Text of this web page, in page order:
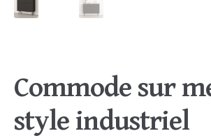
Commode sur
style industriel